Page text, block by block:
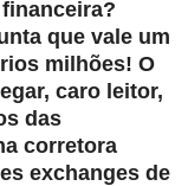
que vale um
milhões! O
caro leitor,
das
corretora
exchanges de